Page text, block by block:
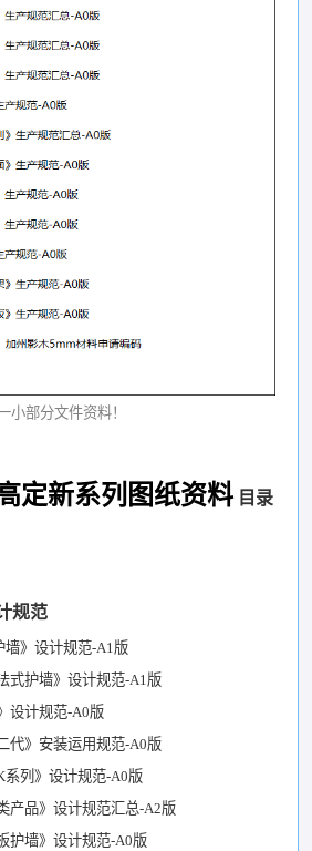
小部分文件资料！
定新系列图纸资料目录
规范
》设计规范-A1版
护墙》设计规范-A1版
计规范-A0版
》安装运用规范-A0版
列》设计规范-A0版
品》设计规范汇总-A2版
墙》设计规范-A0版